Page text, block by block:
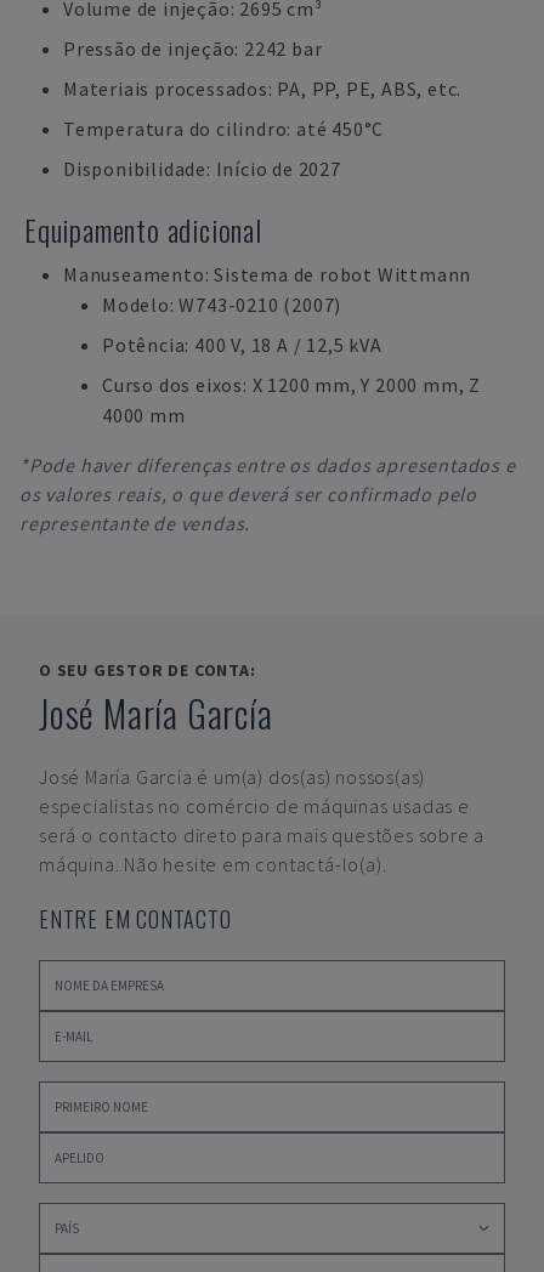
Volume de injeção: 2695 cm³
Pressão de injeção: 2242 bar
Materiais processados: PA, PP, PE, ABS, etc.
Temperatura do cilindro: até 450°C
Disponibilidade: Início de 2027
Equipamento adicional
Manuseamento: Sistema de robot Wittmann
Modelo: W743-0210 (2007)
Potência: 400 V, 18 A / 12,5 kVA
Curso dos eixos: X 1200 mm, Y 2000 mm, Z
4000 mm
*Pode haver diferenças entre os dados apresentados e
os valores reais, o que deverá ser confirmado pelo
representante de vendas.
O SEU GESTOR DE CONTA:
José María García
José María García é um(a) dos(as) nossos(as)
especialistas no comércio de máquinas usadas e
será o contacto direto para mais questões sobre a
máquina. Não hesite em contactá-lo(a).
ENTRE EM CONTACTO